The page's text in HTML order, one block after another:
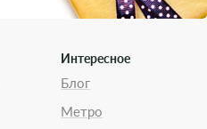
Интересное
Блог
Метро